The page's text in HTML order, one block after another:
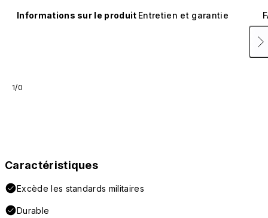
Informations sur le produit Entretien et garantie
1/0
Caractéristiques
Excède les standards militaires
Durable